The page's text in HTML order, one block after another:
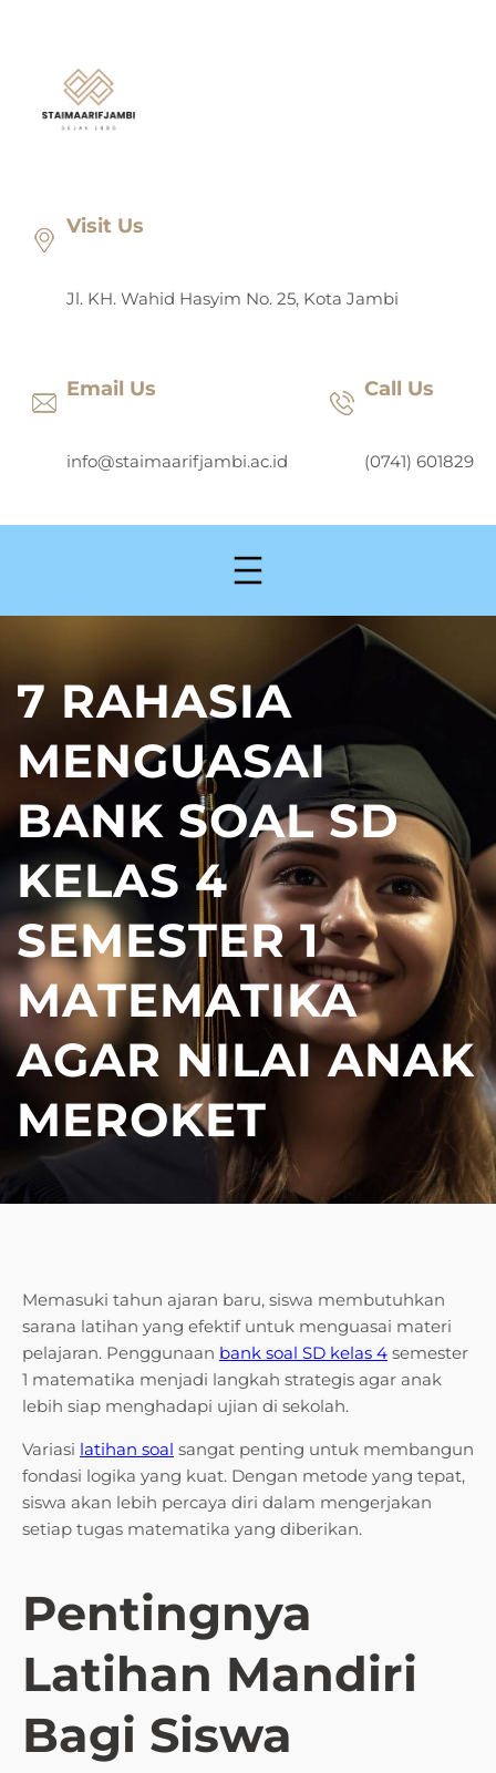
Visit Us
Jl. KH. Wahid Hasyim No. 25, Kota Jambi
Email Us
info@staimaarifjambi.ac.id
Call Us
(0741) 601829
7 RAHASIA
MENGUASAI
BANK SOAL SD
KELAS 4
SEMESTER 1
MATEMATIKA
AGAR NILAI ANAK
MEROKET
Memasuki tahun ajaran baru, siswa membutuhkan
sarana latihan yang efektif untuk menguasai materi
pelajaran. Penggunaan bank soal SD kelas 4 semester
1 matematika menjadi langkah strategis agar anak
lebih siap menghadapi ujian di sekolah.
Variasi latihan soal sangat penting untuk membangun
fondasi logika yang kuat. Dengan metode yang tepat,
siswa akan lebih percaya diri dalam mengerjakan
setiap tugas matematika yang diberikan.
Pentingnya
Latihan Mandiri
Bagi Siswa